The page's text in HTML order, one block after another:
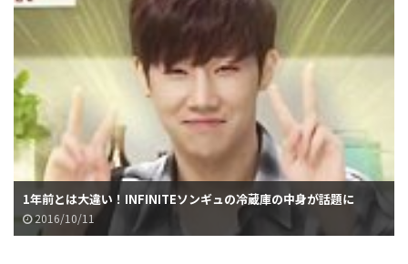
1年前とは大違い！INFINITEソンギュの冷蔵庫の中身が話題に
2016/10/11